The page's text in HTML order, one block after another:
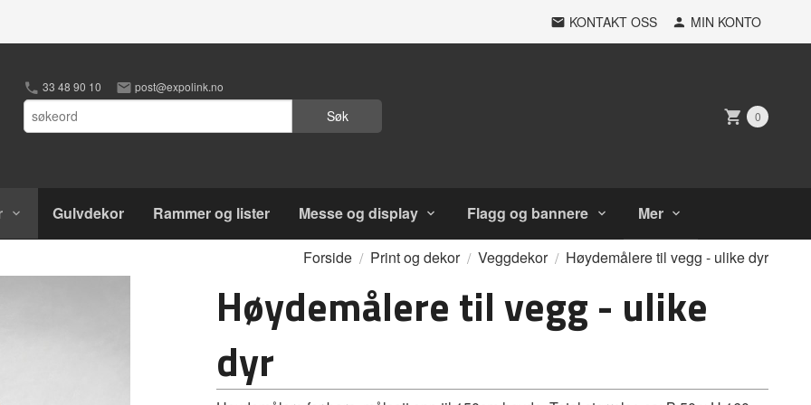
KONTAKT OSS MIN KONTO
33 48 90 10 post@expolink.no
Søk 0
Gulvdekor Rammer og lister Messe og display Flagg og bannere Mer
Forside Print og dekor Veggdekor Høydemålere til vegg - ulike dyr
Høydemålere til vegg - ulike
dyr